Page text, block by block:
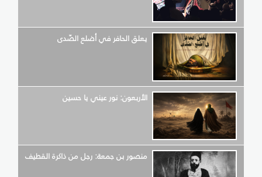
يعلق الحافر في أضلع الصّدى
الأربعون: نور عيني يا حسين
منصور بن جمعة: رجل من ذاكرة القطيف